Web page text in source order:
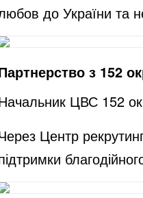
до України та
з 152
ЦВС 152
Центр